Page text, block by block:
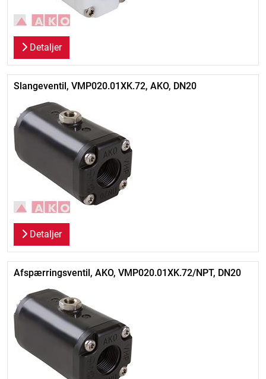
Detaljer
Slangeventil, VMP020.01XK.72, AKO, DN20
Detaljer
Afspærringsventil, AKO, VMP020.01XK.72/NPT, DN20